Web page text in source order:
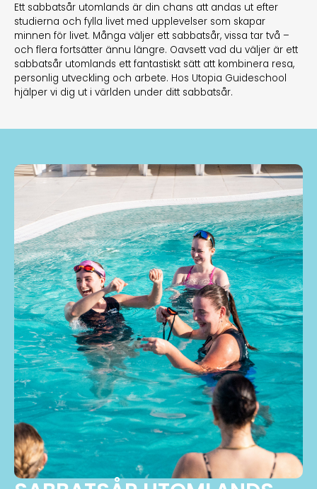
Ett sabbatsår utomlands är din chans att andas ut efter
studierna och fylla livet med upplevelser som skapar
minnen för livet. Många väljer ett sabbatsår, vissa tar två –
och flera fortsätter ännu längre. Oavsett vad du väljer är ett
sabbatsår utomlands ett fantastiskt sätt att kombinera resa,
personlig utveckling och arbete. Hos Utopia Guideschool
hjälper vi dig ut i världen under ditt sabbatsår.